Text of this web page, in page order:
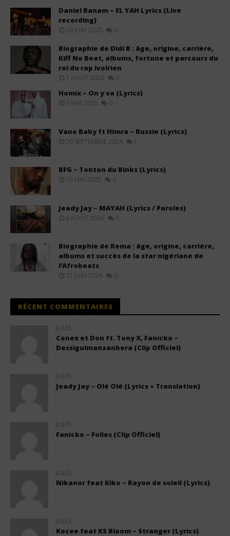
Daniel Banam – EL YAH Lyrics (Live
recording)
29 JUIN 2025 0
Biographie de Didi B : âge, origine, carrière,
Kiff No Beat, albums, fortune et parcours du
roi du rap ivoirien
1 AOÛT 2026 0
Homix – On y va (Lyrics)
9 MAI 2025 0
Vano Baby ft Himra – Russie (Lyrics)
26 SEPTEMBRE 2024 1
BFG – Tonton du Binks (Lyrics)
10 MAI 2025 0
Jeady Jay – MAYAH (Lyrics / Paroles)
6 AOÛT 2026 0
Biographie de Rema : âge, origine, carrière,
albums et succès de la star nigériane de
l’Afrobeats
21 JUIN 2026 0
RÉCENT COMMENTAIRES
JULES
Conex et Don ft. Tony X, Fanicko –
Dessiguimanzanbera (Clip Officiel)
JULES
Jeady Jay – Olé Olé (Lyrics + Translation)
JULES
Fanicko – Folies (Clip Officiel)
JULES
Nikanor feat Kiko – Rayon de soleil (Lyrics)
JULES
Kocee feat KS Bloom – Stranger (Lyrics)